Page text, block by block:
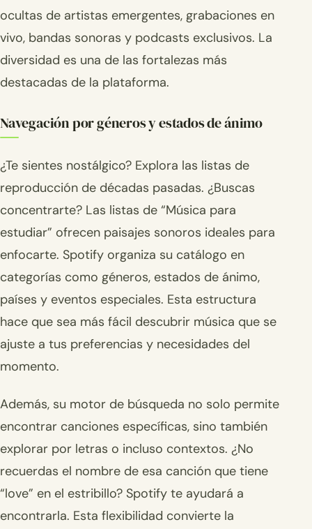
ocultas de artistas emergentes, grabaciones en
vivo, bandas sonoras y podcasts exclusivos. La
diversidad es una de las fortalezas más
destacadas de la plataforma.
Navegación por géneros y estados de ánimo
¿Te sientes nostálgico? Explora las listas de
reproducción de décadas pasadas. ¿Buscas
concentrarte? Las listas de “Música para
estudiar” ofrecen paisajes sonoros ideales para
enfocarte. Spotify organiza su catálogo en
categorías como géneros, estados de ánimo,
países y eventos especiales. Esta estructura
hace que sea más fácil descubrir música que se
ajuste a tus preferencias y necesidades del
momento.
Además, su motor de búsqueda no solo permite
encontrar canciones específicas, sino también
explorar por letras o incluso contextos. ¿No
recuerdas el nombre de esa canción que tiene
“love” en el estribillo? Spotify te ayudará a
encontrarla. Esta flexibilidad convierte la